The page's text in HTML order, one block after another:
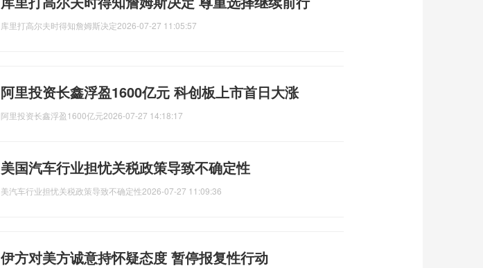
库里打高尔夫时得知詹姆斯决定2026-07-27 11:05:57
阿里投资长鑫浮盈1600亿元 科创板上市首日大涨
阿里投资长鑫浮盈1600亿元2026-07-27 14:18:17
美国汽车行业担忧关税政策导致不确定性
美汽车行业担忧关税政策导致不确定性2026-07-27 11:09:36
伊方对美方诚意持怀疑态度 暂停报复性行动